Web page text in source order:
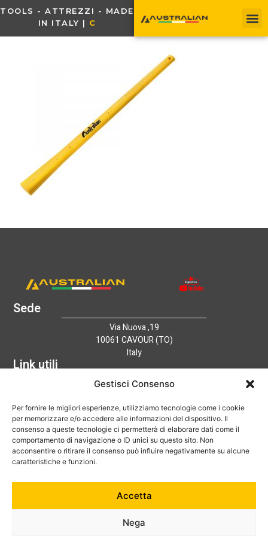
Gestisci Consenso
Per fornire le migliori esperienze, utilizziamo tecnologie come i cookie
per memorizzare e/o accedere alle informazioni del dispositivo. Il
consenso a queste tecnologie ci permetterà di elaborare dati come il
comportamento di navigazione o ID unici su questo sito. Non
acconsentire o ritirare il consenso può influire negativamente su alcune
caratteristiche e funzioni.
Accetta
Nega
TOOLS - ATTREZZI - MADE
IN ITALY | C
Sede
Via Nuova ,19
10061 CAVOUR (TO)
Italy
Link utili
Home
Catalogo
Tecnologia
News
Contatti
Hai bisogno di aiuto?
+39 0121 600752
info@australian-srl.com